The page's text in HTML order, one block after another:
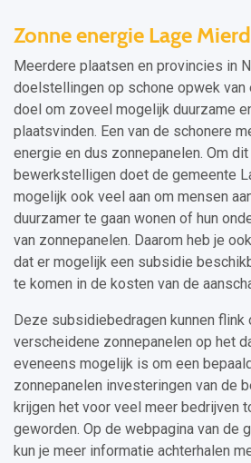
Zonne energie Lage
Meerdere plaatsen en provincies in
doelstellingen op schone opwek van
doel om zoveel mogelijk duurzame
plaatsvinden. Een van de schonere
energie en dus zonnepanelen. Om
bewerkstelligen doet de gemeente
mogelijk ook veel aan om mensen
duurzamer te gaan wonen of hun
van zonnepanelen. Daarom heb je
dat er mogelijk een subsidie
te komen in de kosten van de
Deze subsidiebedragen kunnen flink
verscheidene zonnepanelen op het
eveneens mogelijk is om een
zonnepanelen investeringen van de
krijgen het voor veel meer bedrijven
geworden. Op de webpagina van de
kun je meer informatie achterhalen